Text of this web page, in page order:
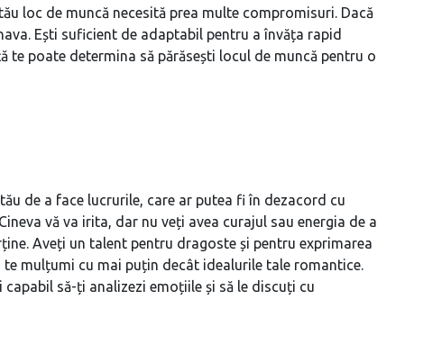
loc de muncă necesită prea multe compromisuri. Dacă
Ești suficient de adaptabil pentru a învăța rapid
te poate determina să părăsești locul de muncă pentru o
de a face lucrurile, care ar putea fi în dezacord cu
vă va irita, dar nu veți avea curajul sau energia de a
Aveți un talent pentru dragoste și pentru exprimarea
mulțumi cu mai puțin decât idealurile tale romantice.
să-ți analizezi emoțiile și să le discuți cu